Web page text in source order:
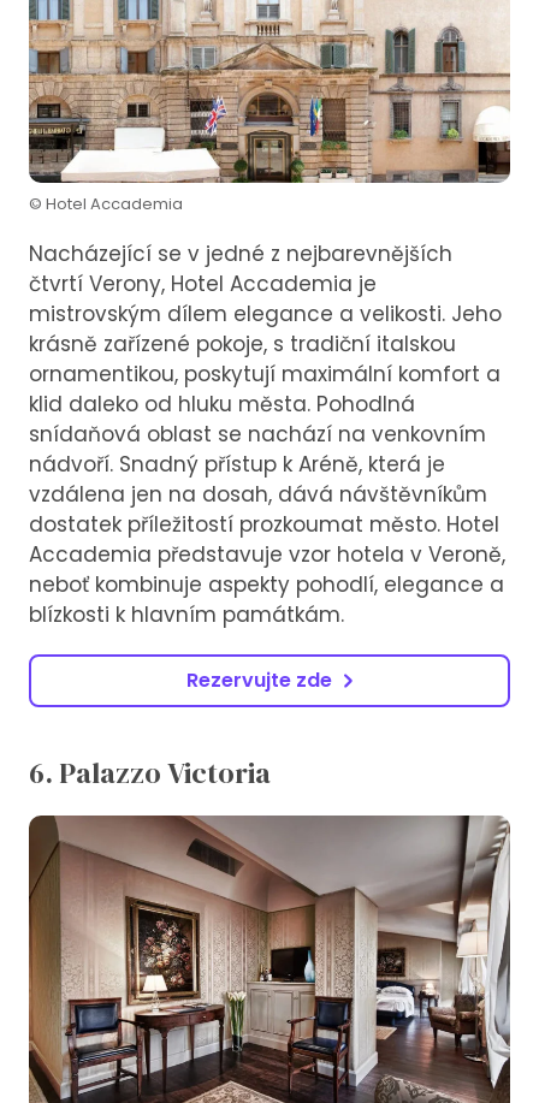
© Hotel Accademia
Nacházející se v jedné z nejbarevnějších
čtvrtí Verony, Hotel Accademia je
mistrovským dílem elegance a velikosti. Jeho
krásně zařízené pokoje, s tradiční italskou
ornamentikou, poskytují maximální komfort a
klid daleko od hluku města. Pohodlná
snídaňová oblast se nachází na venkovním
nádvoří. Snadný přístup k Aréně, která je
vzdálena jen na dosah, dává návštěvníkům
dostatek příležitostí prozkoumat město. Hotel
Accademia představuje vzor hotela v Veroně,
neboť kombinuje aspekty pohodlí, elegance a
blízkosti k hlavním památkám.
Rezervujte zde
6. Palazzo Victoria